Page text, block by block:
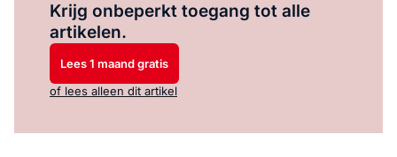
Krijg onbeperkt toegang tot alle
artikelen.
Lees 1 maand gratis
of lees alleen dit artikel